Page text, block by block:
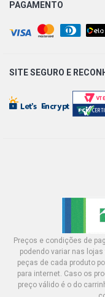
PAGAMENTO
SITE SEGURO E
Preços e condições de
podendo variar nas
peças de cada produto
para internet. Caso os
preço válido é o do